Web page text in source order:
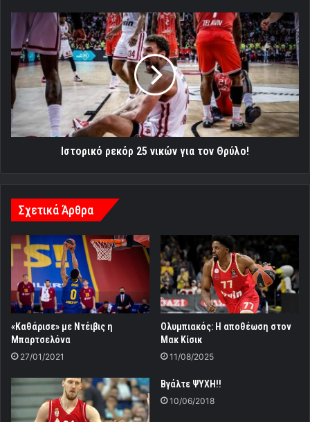
παικτών»
Ιστορικό
ρεκόρ
25
νικών
για
τον
Θρύλο!
Ιστορικό ρεκόρ 25 νικών για τον Θρύλο!
Σχετικά Άρθρα
«Καθάρισε» με Ντέιβις η
Μπαρτσελόνα
27/01/2021
Ολυμπιακός: Η αποθέωση στον
Μακ Κίσικ
11/08/2025
Βγάλτε ΨΥΧΗ!!
10/06/2018